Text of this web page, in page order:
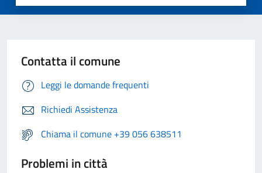
Contatta il comune
Leggi le domande frequenti
Richiedi Assistenza
Chiama il comune +39 056 638511
Problemi in città